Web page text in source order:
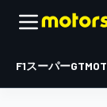
F1スーパーGT